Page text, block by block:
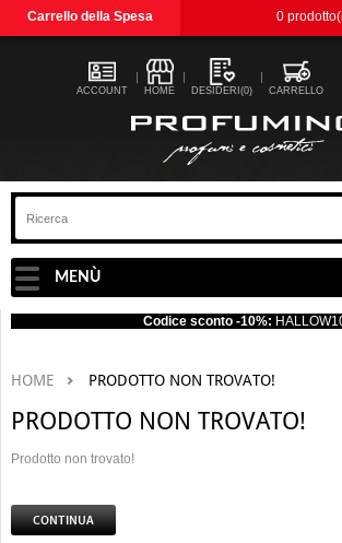
Carrello della Spesa 0
ACCOUNT HOME DESIDERI(0) CARRELLO
MENÙ
Codice sconto -10%:
HOME PRODOTTO NON TROVATO!
PRODOTTO NON TROVATO!
Prodotto non trovato!
CONTINUA